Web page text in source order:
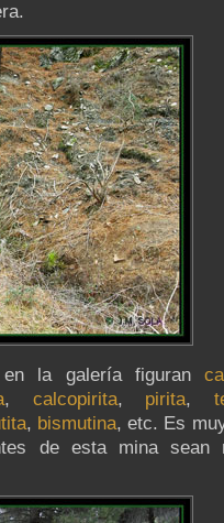
la galería figuran
, calcopirita, pirita,
, bismutina, etc. Es
de esta mina sean